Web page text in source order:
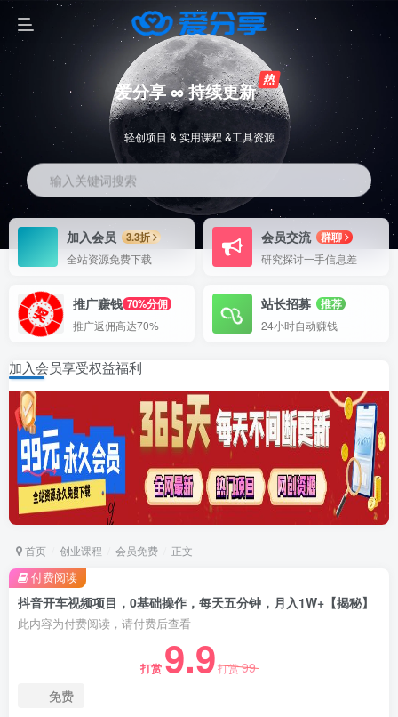
爱分享 ∞ 持续更新
轻创项目 & 实用课程 &工具资源
输入关键词搜索
加入会员
3.3折
全站资源免费下载
会员交流
群聊
研究探讨一手信息差
推广赚钱 70%分佣
推广返佣高达70%
站长招募
推荐
24小时自动赚钱
加入会员享受权益福利
首页 创业课程 会员免费 正文
抖音开车视频项目，0基础操作，每天五分钟，月入1W+【揭秘】
此内容为付费阅读，请付费后查看
打赏 9.9打赏99
免费
付费阅读